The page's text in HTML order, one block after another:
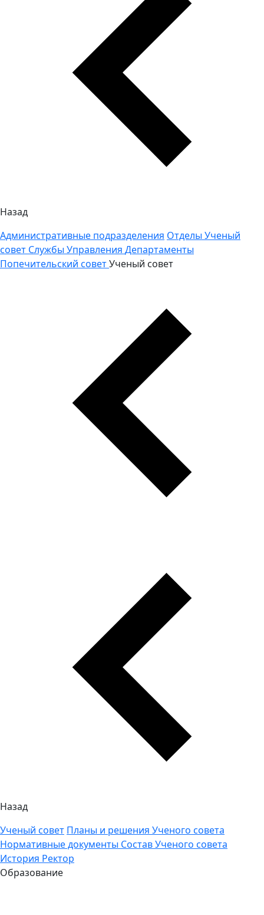
Назад
Административные подразделения Отделы Ученый
совет Службы Управления Департаменты
Попечительский советУченый совет
Назад
Ученый совет Планы и решения Ученого совета
Нормативные документы Состав Ученого совета
История Ректор
Образование